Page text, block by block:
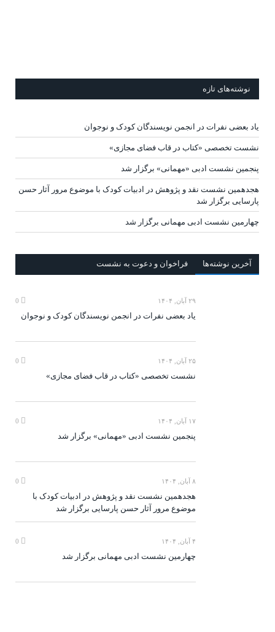
نوشته‌های تازه
یاد بعضی نفرات در انجمن نویسندگان کودک و نوجوان
نشست تخصصی «کتاب در قاب فضای مجازی»
پنجمین نشست ادبی «مهمانی» برگزار شد
هجدهمین نشست نقد و پژوهش در ادبیات کودک با موضوع مرور آثار حسن
پارسایی برگزار شد
چهارمین نشست ادبی مهمانی برگزار شد
آخرين‌ نوشته‌ها فراخوان و دعوت به نشست
۲۹ آبان, ۱۴۰۴
یاد بعضی نفرات در انجمن نویسندگان کودک و نوجوان
۲۵ آبان, ۱۴۰۴
نشست تخصصی «کتاب در قاب فضای مجازی»
۱۷ آبان, ۱۴۰۴
پنجمین نشست ادبی «مهمانی» برگزار شد
۸ آبان, ۱۴۰۴
هجدهمین نشست نقد و پژوهش در ادبیات کودک با
موضوع مرور آثار حسن پارسایی برگزار شد
۴ آبان, ۱۴۰۴
چهارمین نشست ادبی مهمانی برگزار شد